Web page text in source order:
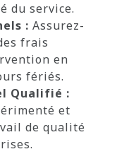
du service.
: Assurez-
frais
en
fériés.
Qualifié :
et
de qualité